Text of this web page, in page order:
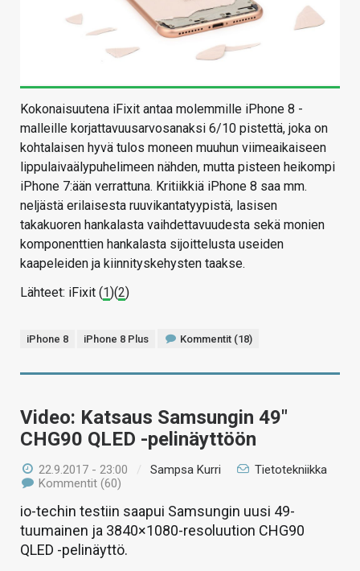
Kokonaisuutena iFixit antaa molemmille iPhone 8 -
malleille korjattavuusarvosanaksi 6/10 pistettä, joka on
kohtalaisen hyvä tulos moneen muuhun viimeaikaiseen
lippulaivaälypuhelimeen nähden, mutta pisteen heikompi
iPhone 7:ään verrattuna. Kritiikkiä iPhone 8 saa mm.
neljästä erilaisesta ruuvikantatyypistä, lasisen
takakuoren hankalasta vaihdettavuudesta sekä monien
komponenttien hankalasta sijoittelusta useiden
kaapeleiden ja kiinnityskehysten taakse.
Lähteet: iFixit (1)(2)
iPhone 8 iPhone 8 Plus Kommentit (18)
Video: Katsaus Samsungin 49″
CHG90 QLED -pelinäyttöön
22.9.2017 - 23:00 / Sampsa Kurri
Tietotekniikka
Kommentit (60)
io-techin testiin saapui Samsungin uusi 49-
tuumainen ja 3840×1080-resoluution CHG90
QLED -pelinäyttö.